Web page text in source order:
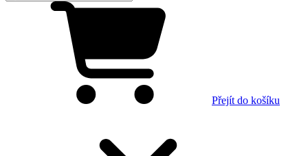
Přejít do košíku